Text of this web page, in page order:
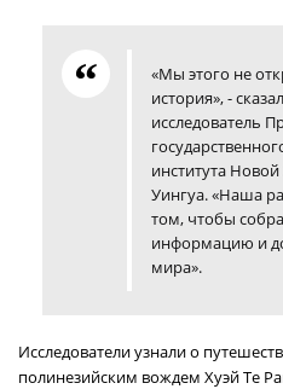
«Мы этого не
история», -
исследователь
института
Уингуа. «Наша
том, чтобы
информацию и
мира».
Исследователи узнали о
полинезийским вождем Хуэй Те